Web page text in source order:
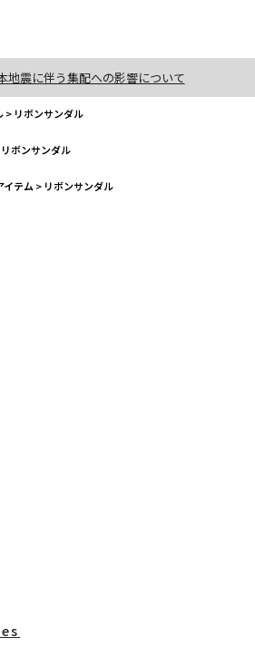
地震に伴う集配への影響について
> リボンサンダル
リボンサンダル
イテム > リボンサンダル